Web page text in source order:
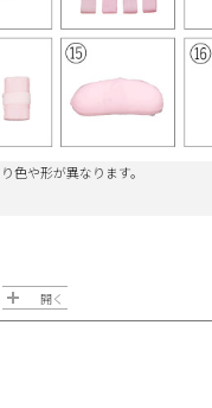
色や形が異なります。
開く